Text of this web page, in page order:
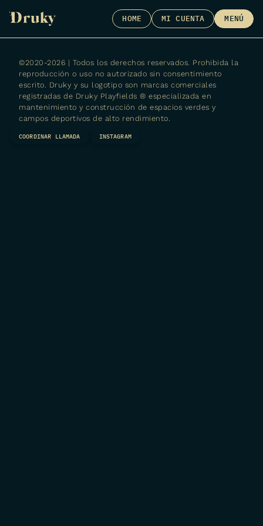
content
HOME MI CUENTA MENÚ
©2020-2026 | Todos los derechos reservados. Prohibida la
reproducción o uso no autorizado sin consentimiento
escrito. Druky y su logotipo son marcas comerciales
registradas de Druky Playfields ® especializada en
mantenimiento y construcción de espacios verdes y
campos deportivos de alto rendimiento.
COORDINAR LLAMADA INSTAGRAM